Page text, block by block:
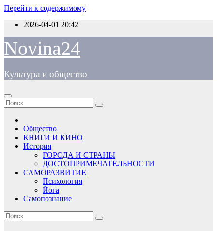
Перейти к содержимому
2026-04-01 20:42
Novina24
Культура и общество
Общество
КНИГИ И КИНО
История
ГОРОДА И СТРАНЫ
ДОСТОПРИМЕЧАТЕЛЬНОСТИ
САМОРАЗВИТИЕ
Психология
Йога
Самопознание